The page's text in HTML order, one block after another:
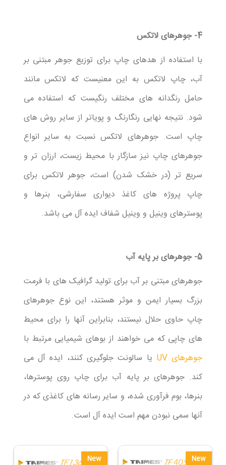
4- جوهرهای لاتکس
با استفاده از هدهای چاپ برای توزیع جوهر مبتنی بر
آب، چاپ لاتکس به این معنیست که لاتکس مانند
حامل رنگدانه های مختلف رنگیست که استفاده می
شود. نتیجه نهایی رنگارنگ و پویاتر از سایر روش های
چاپ است. جوهرهای لاتکس نسبت به سایر انواع
جوهرهای چاپ نیز سازگار با محیط زیست، ارزان تر و
سریع تر (در خشک شدن) است، جوهر لاتکس برای
چاپ پروژه های کاغذ دیواری سفارشی، بنرها و
پوسترهای وینیل و وینیل شفاف ایده آل می باشد.
5- جوهرهای بر پایه آب
جوهرهای مبتنی بر آب برای تولید گرافیک های با فرمت
بزرگ بسیار ایمن و موثر هستند، این نوع جوهرهای
چاپ حاوی حلال نیستند، بنابراین آنها را برای محیط
های چاپی که می خواهند از بوهای شیمیایی مرتبط با
جوهرهای UV
یا سالونت جلوگیری کنند، ایده آل می
کند. جوهرهای بر پایه آب برای چاپ روی پوسترها،
بنرها، بوم فرآوری شده، و سایر رسانه های کاغذی که در
آنها سمی نبودن مهم است ایده آل است.
New New